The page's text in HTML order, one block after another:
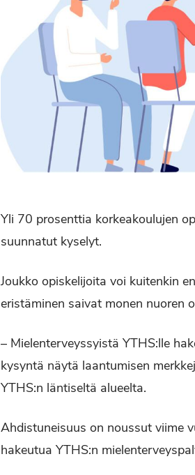
Yli 70 prosenttia korkeakoulujen
suunnatut kyselyt.
Joukko opiskelijoita voi kuitenkin
eristäminen saivat monen nuoren
– Mielenterveyssyistä YTHS:lle
kysyntä näytä laantumisen
YTHS:n läntiseltä alueelta.
Ahdistuneisuus on noussut viime
hakeutua YTHS:n